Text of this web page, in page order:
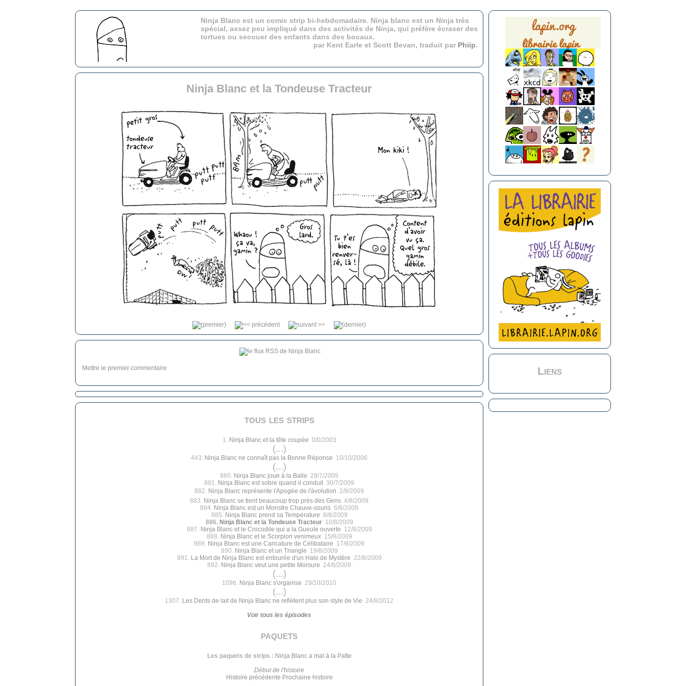
Ninja Blanc est un comic strip bi-hebdomadaire. Ninja blanc est un Ninja très
spécial, assez peu impliqué dans des activités de Ninja, qui préfère écraser des
tortues ou secouer des enfants dans des bocaux.
par Kent Earle et Scott Bevan, traduit par Phiip.
Ninja Blanc et la Tondeuse Tracteur
Mettre le premier commentaire
tous les strips
1. Ninja Blanc et la tête coupée 0/0/2003
(...)
443. Ninja Blanc ne connaît pas la Bonne Réponse 10/10/2006
(...)
880. Ninja Blanc joue à la Balle 28/7/2009
881. Ninja Blanc est sobre quand il conduit 30/7/2009
882. Ninja Blanc représente l'Apogée de l'àvolution 2/8/2009
883. Ninja Blanc se tient beaucoup trop près des Gens 4/8/2009
884. Ninja Blanc est un Monstre Chauve-souris 6/8/2009
885. Ninja Blanc prend sa Température 8/8/2009
886. Ninja Blanc et la Tondeuse Tracteur 10/8/2009
887. Ninja Blanc et le Crocodile qui a la Gueule ouverte 12/8/2009
888. Ninja Blanc et le Scorpion venimeux15/8/2009
889. Ninja Blanc est une Caricature de Célibataire 17/8/2009
890. Ninja Blanc et un Triangle 19/8/2009
891.
La Mort de Ninja Blanc est entourée d'un Halo de Mystère 22/8/2009
892. Ninja Blanc veut une petite Morsure 24/8/2009
(...)
1096. Ninja Blanc s'organise 29/10/2010
(...)
1307. Les Dents de lait de Ninja Blanc ne reflètent plus son style de Vie 24/8/2012
Voir tous les épisodes
paquets
Les paquets de strips : Ninja Blanc a mal à la Patte
Début de l'histoire
Histoire précédente Prochaine histoire
Liens